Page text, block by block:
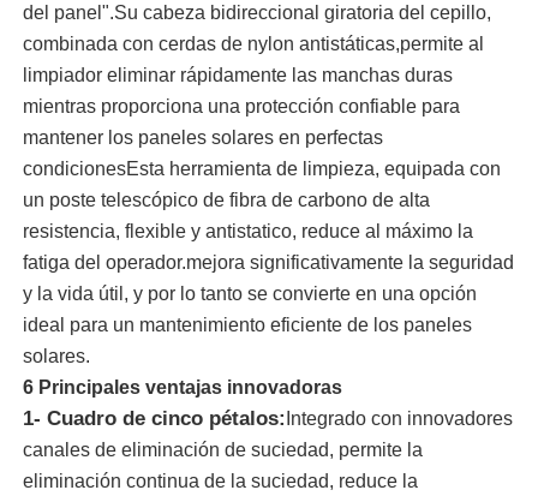
Productos
Videos
Sobre nosotros
Visita a la fábrica
Control de Calidad
Contacto
noticias
del panel".Su cabeza bidireccional giratoria del cepillo,
combinada con cerdas de nylon antistáticas,permite al
limpiador eliminar rápidamente las manchas duras
mientras proporciona una protección confiable para
mantener los paneles solares en perfectas
condicionesEsta herramienta de limpieza, equipada con
un poste telescópico de fibra de carbono de alta
resistencia, flexible y antistatico, reduce al máximo la
fatiga del operador.mejora significativamente la seguridad
y la vida útil, y por lo tanto se convierte en una opción
ideal para un mantenimiento eficiente de los paneles
solares.
6 Principales ventajas innovadoras
1- Cuadro de cinco pétalos: Integrado con innovadores
canales de eliminación de suciedad, permite la
eliminación continua de la suciedad, reduce la